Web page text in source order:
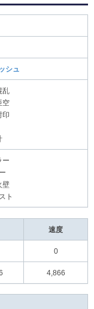
シュ
乱
空
印
ー
壁
ト
速度
0
4,866